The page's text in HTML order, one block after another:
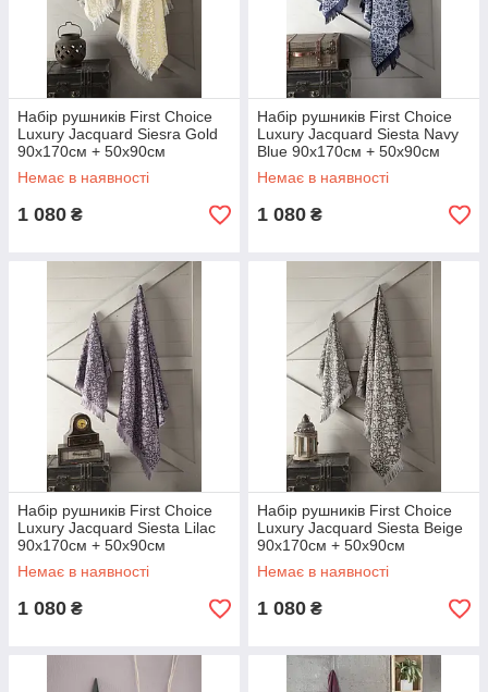
Набір рушників First Choice
Luxury Jacquard Siesra Gold
90х170см + 50х90см
Немає в наявності
1 080 ₴
Набір рушників First Choice
Luxury Jacquard Siesta Navy
Blue 90х170см + 50х90см
Немає в наявності
1 080 ₴
Набір рушників First Choice
Luxury Jacquard Siesta Lilac
90х170см + 50х90см
Немає в наявності
1 080 ₴
Набір рушників First Choice
Luxury Jacquard Siesta Beige
90х170см + 50х90см
Немає в наявності
1 080 ₴